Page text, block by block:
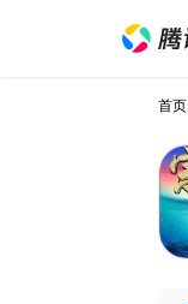
首页